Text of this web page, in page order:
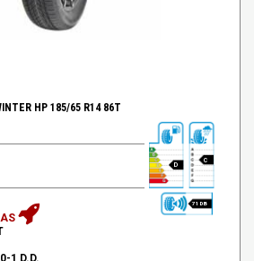
HP 185/65 R14 86T
D
C
71 DB
0-1 D.D.